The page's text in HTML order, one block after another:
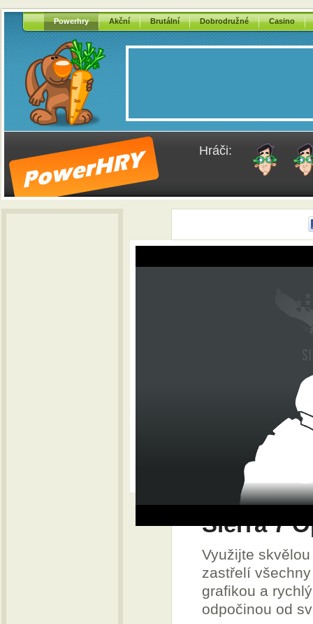
Powerhry Akční Brutální Dobrodružné Casino
Hráči:
Sierra 7
Využijte
zastřelí
grafikou a
odpočinou od